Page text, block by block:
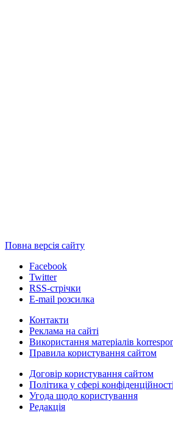
Повна версія сайту
Facebook
Twitter
RSS-стрічки
E-mail розсилка
Контакти
Реклама на сайті
Використання матеріалів
Правила користування сайтом
Договір користування сайтом
Політика у сфері
Угода щодо користування
Редакція